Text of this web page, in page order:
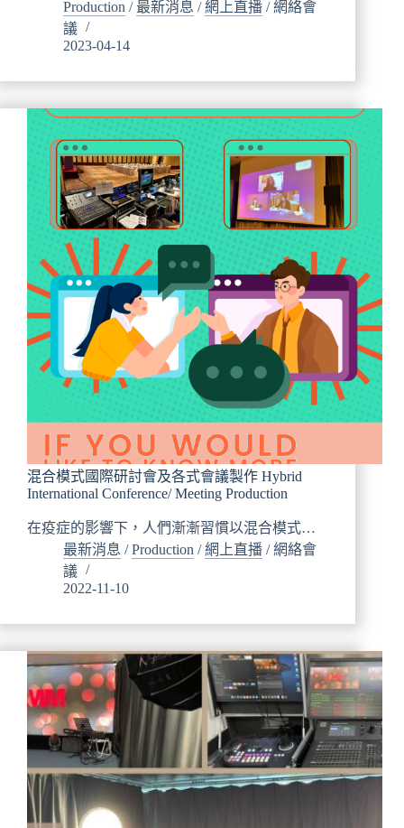
Production / 最新消息 /網上直播 /網絡會
議
2023-04-14
混合模式國際研討會及各式會議製作 Hybrid
International Conference/ Meeting Production
在疫症的影響下，人們漸漸習慣以混合模式…
最新消息 /Production /網上直播 /網絡會
議
2022-11-10